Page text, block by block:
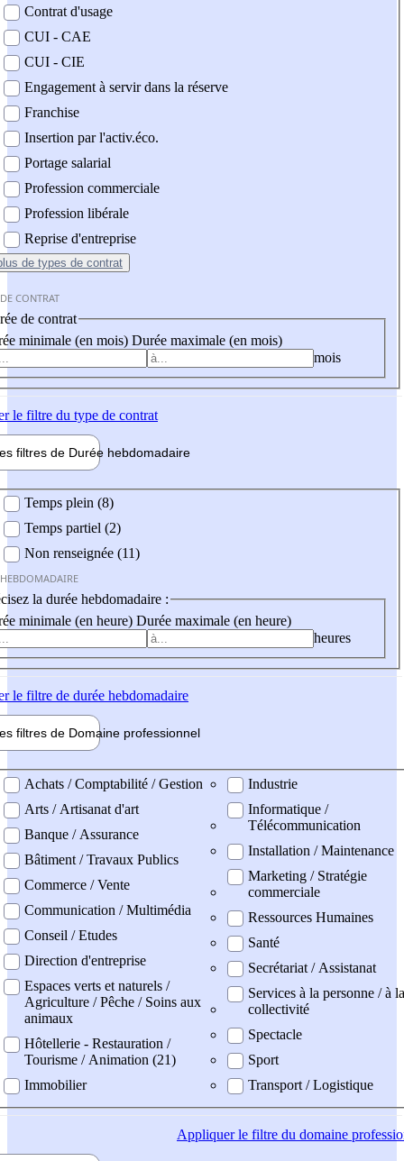
Contrat d'usage
CUI - CAE
CUI - CIE
Engagement à servir dans la réserve
Franchise
Insertion par l'activ.éco.
Portage salarial
Profession commerciale
Profession libérale
Reprise d'entreprise
de types de contrat
CONTRAT
de contrat
minimale (en mois) Durée maximale (en mois)
mois
le filtre du type de contrat
filtres de Durée hebdomadaire
Temps plein (8)
Temps partiel (2)
Non renseignée (11)
la durée hebdomadaire :
minimale (en heure) Durée maximale (en heure)
heures
le filtre de durée hebdomadaire
filtres de Domaine professionnel
professionel
Achats / Comptabilité / Gestion
Arts / Artisanat d'art
Banque / Assurance
Bâtiment / Travaux Publics
Commerce / Vente
Communication / Multimédia
Conseil / Etudes
Direction d'entreprise
Espaces verts et naturels /
Agriculture / Pêche / Soins aux
animaux
Hôtellerie - Restauration /
Tourisme / Animation (21)
Immobilier
Industrie
Informatique /
Télécommunication
Installation / Maintenance
Marketing / Stratégie
commerciale
Ressources Humaines
Santé
Secrétariat / Assistanat
Services à la personne / à la
collectivité
Spectacle
Sport
Transport / Logistique
Appliquerle filtre du domaine